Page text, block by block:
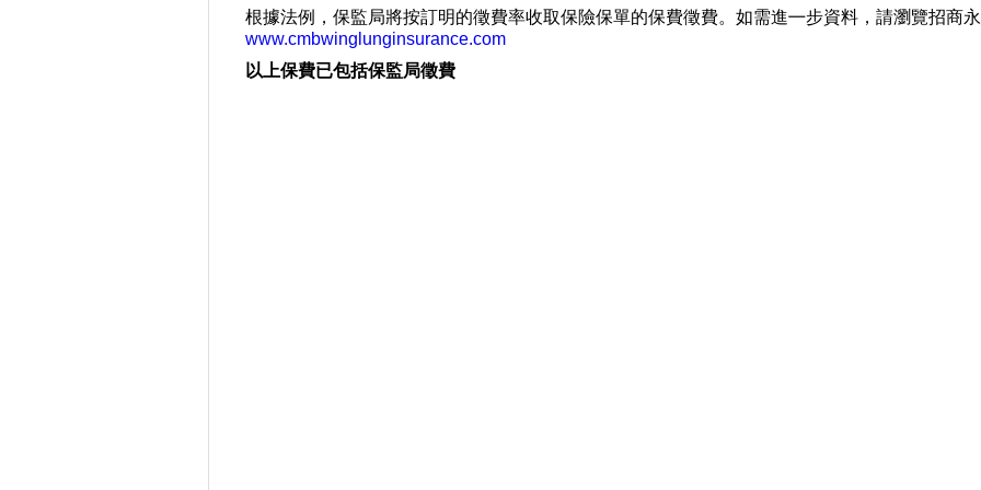
根據法例，保監局將按訂明的徵費率收取保險保單的保費徵費。如需進㇐步資料，請瀏覽招商
www.cmbwinglunginsurance.com
以上保費已包括保監局徵費